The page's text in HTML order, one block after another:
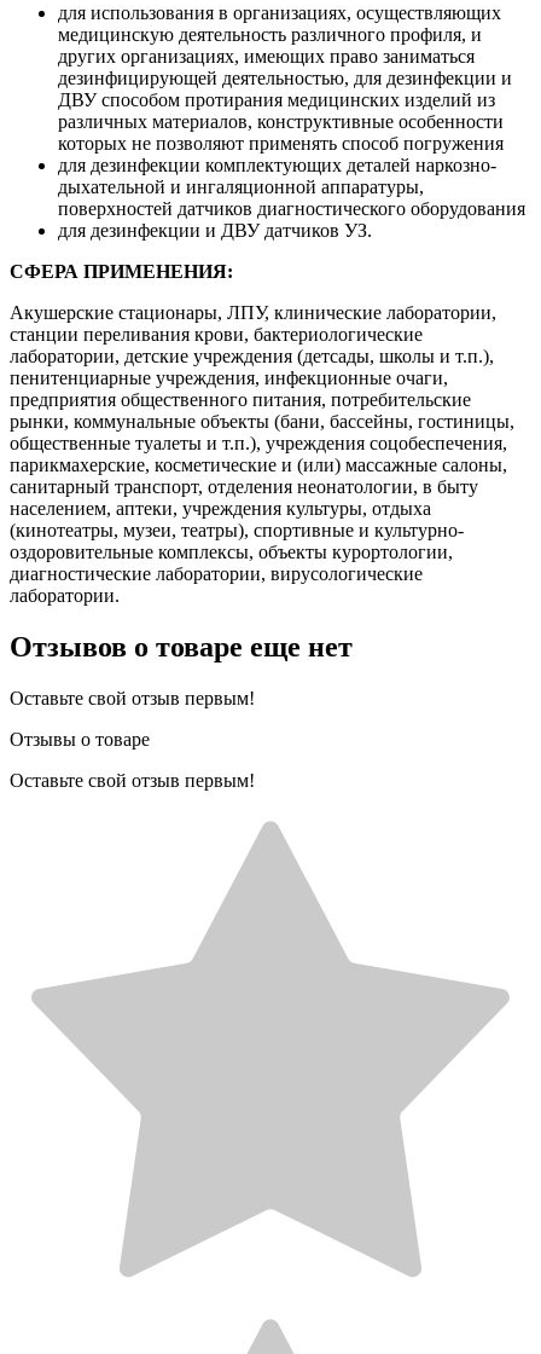
для использования в организациях, осуществляющих
медицинскую деятельность различного профиля, и
других организациях, имеющих право заниматься
дезинфицирующей деятельностью, для дезинфекции и
ДВУ способом протирания медицинских изделий из
различных материалов, конструктивные особенности
которых не позволяют применять способ погружения
для дезинфекции комплектующих деталей наркозно-
дыхательной и ингаляционной аппаратуры,
поверхностей датчиков диагностического оборудования
для дезинфекции и ДВУ датчиков УЗ.
СФЕРА ПРИМЕНЕНИЯ:
Акушерские стационары, ЛПУ, клинические лаборатории,
станции переливания крови, бактериологические
лаборатории, детские учреждения (детсады, школы и т.п.),
пенитенциарные учреждения, инфекционные очаги,
предприятия общественного питания, потребительские
рынки, коммунальные объекты (бани, бассейны, гостиницы,
общественные туалеты и т.п.), учреждения соцобеспечения,
парикмахерские, косметические и (или) массажные салоны,
санитарный транспорт, отделения неонатологии, в быту
населением, аптеки, учреждения культуры, отдыха
(кинотеатры, музеи, театры), спортивные и культурно-
оздоровительные комплексы, объекты курортологии,
диагностические лаборатории, вирусологические
лаборатории.
Отзывов о товаре еще нет
Оставьте свой отзыв первым!
Отзывы о товаре
Оставьте свой отзыв первым!